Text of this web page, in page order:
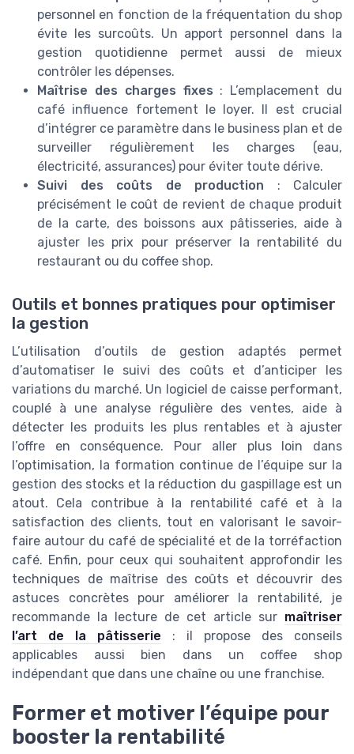
personnel en fonction de la fréquentation du shop
évite les surcoûts. Un apport personnel dans la
gestion quotidienne permet aussi de mieux
contrôler les dépenses.
Maîtrise des charges fixes : L’emplacement du
café influence fortement le loyer. Il est crucial
d’intégrer ce paramètre dans le business plan et de
surveiller régulièrement les charges (eau,
électricité, assurances) pour éviter toute dérive.
Suivi des coûts de production : Calculer
précisément le coût de revient de chaque produit
de la carte, des boissons aux pâtisseries, aide à
ajuster les prix pour préserver la rentabilité du
restaurant ou du coffee shop.
Outils et bonnes pratiques pour optimiser
la gestion
L’utilisation d’outils de gestion adaptés permet
d’automatiser le suivi des coûts et d’anticiper les
variations du marché. Un logiciel de caisse performant,
couplé à une analyse régulière des ventes, aide à
détecter les produits les plus rentables et à ajuster
l’offre en conséquence. Pour aller plus loin dans
l’optimisation, la formation continue de l’équipe sur la
gestion des stocks et la réduction du gaspillage est un
atout. Cela contribue à la rentabilité café et à la
satisfaction des clients, tout en valorisant le savoir-
faire autour du café de spécialité et de la torréfaction
café. Enfin, pour ceux qui souhaitent approfondir les
techniques de maîtrise des coûts et découvrir des
astuces concrètes pour améliorer la rentabilité, je
recommande la lecture de cet article sur maîtriser
l’art de la pâtisserie : il propose des conseils
applicables aussi bien dans un coffee shop
indépendant que dans une chaîne ou une franchise.
Former et motiver l’équipe pour
booster la rentabilité